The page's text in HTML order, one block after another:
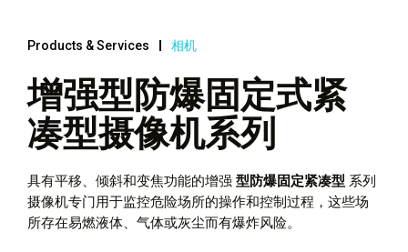
Products & Services 相机
增强型防爆固定式紧
凑型摄像机系列
具有平移、倾斜和变焦功能的增强 型防爆固定紧凑型 系列
摄像机专门用于监控危险场所的操作和控制过程，这些场
所存在易燃液体、气体或灰尘而有爆炸风险。